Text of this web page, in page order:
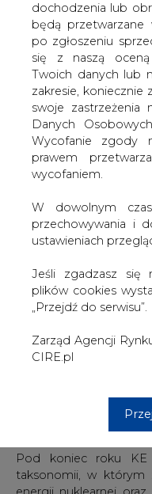
dochodzenia lub
będą przetwarzane
po zgłoszeniu
się z naszą oceną
Twoich danych lub
zakresie, koniecznie
swoje zastrzeżenia
Danych
Wycofanie zgody
prawem
wycofaniem.
W dowolnym
przechowywania i
ustawieniach
Jeśli zgadzasz się
plików cookies
„Przejdź do serwisu”.
Zarząd Agencji
CIRE.pl
Inicjatorzy listu -
o sprawę kluczową
rozporządzeniu w
umożliwiłyby
energetyce czy
paliwa
klimatycznej Unii
Pod koniec roku KE
taksonomii, w którym
źródeł energii. Taka
te źródła będą mogły
finansowych.
Europosłowie w
Komisji
oczekiwaniom,
technologicznymi.
niezawodność i
ziemny stanowi
niektórych krajach UE.